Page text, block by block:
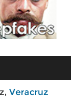
Veracruz